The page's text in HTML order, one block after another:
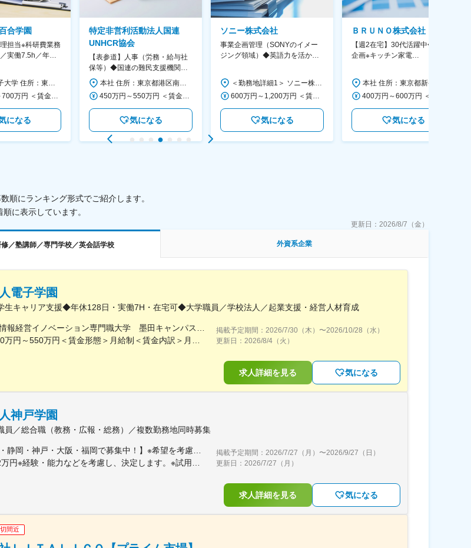
合学園
担当※科研費業務
実働7.5h／年休
白百合女子大学 住所：東京都調布市緑ヶ丘1-25 勤務地最寄駅：京王線／仙川駅 受動喫煙対策：屋内全面禁煙 変更の範囲：会社の定める事業所
500万円～700万円 ＜賃金形態＞ 月給制 ＜賃金内訳＞ 月額（基本給）：280,000円～430,000円 ＜月給＞ 280,000円～430,000円 ＜昇給有無＞ 有 ＜残業手当＞ 有 ＜給与補足＞ ※年齢・過去の経験に基づき、本学規定に合わせ決定 【残業手当】有 /残業時間に応じて全額支給（※想定年収に含む） 【各種手当】扶養手当/住宅手当/通勤手当 等 【賞与】年2回（6月、12月） 【昇給】年1回（4月） 賃金はあくまでも目安の金額であり、選考を通じて上下する可能性があります。 月給(月額)は固定手当を含めた表記です。
になる
特定非営利活動法人国連
UNHCR協会
【表参道】人事（労務・給与社
保等）◆国連の難民支援機関の
活動を支える日本公式支援窓口
◆正職員登用前提
本社 住所：東京都港区南青山6-10-11 ウェスレーセンター3F 勤務地最寄駅：地下鉄各線／表参道駅 受動喫煙対策：屋内全面禁煙 変更の範囲：会社の定める事業所（リモートワーク含む）
450万円～550万円 ＜賃金形態＞ 月給制 ＜賃金内訳＞ 月額（基本給）：340,000円～420,000円 ＜月給＞ 340,000円～420,000円 ＜昇給有無＞ 有 ＜残業手当＞ 有 ＜給与補足＞ ※能力・経験によって決定します。 ■賞与あり（業績評価に応じて支給） 賃金はあくまでも目安の金額であり、選考を通じて上下する可能性があります。 月給(月額)は固定手当を含めた表記です。
気になる
ソニー株式会社
事業企画管理（SONYのイメー
ジング領域）◆英語力を活か
＜勤務地詳細1＞ ソニー株式会社 住所：神奈川県横浜市西区みなとみらい5-1-1 受動喫煙対策：屋内全面禁煙 ＜勤務地詳細2＞ ソニーシティ大崎 住所：東京都品川区大崎2-10-1 勤務地最寄駅：JR線／大崎駅 受動喫煙対策：屋内全面禁煙 変更の範囲：会社の定める事業所（リモートワーク含む）
600万円～1,200万円 ＜賃金形態＞ 月給制 ＜賃金内訳＞ 月額（基本給）：350,000円～500,000円 ＜月給＞ 350,000円～500,000円 ＜昇給有無＞ 有 ＜残業手当＞ 有 ＜給与補足＞ ※年収は経験や能力を考慮の上、当社規定により決定します。 賃金はあくまでも目安の金額であり、選考を通じて上下する可能性があります。 月給(月額)は固定手当を含めた表記です。
気になる
ＢＲＵＮＯ株式会社
【週2在宅】30代活躍中◆商品
企画※キッチン家電
画～調達／働き方◎
気になる
順にランキング形式でご紹介します。
に表示しています。
更新日： 2026/8/7（金）
／塾講師／専門学校／英会話学校 外資系企業
電子学園
生キャリア支援◆年休128日・実働7H・在宅可◆大学職員／学校法人／起業支援・経営人材育成
＜勤務地詳細＞情報経営イノベーション専門職大学 墨田キャンパス住所：東京都墨田区文花1-18-13 墨田キャンパス勤務地最寄駅：京成押上線／押上駅受動喫煙対策：敷地内喫煙可能場所あり変更の範囲：会社の定める事業所
＜予定年収＞400万円～550万円＜賃金形態＞月給制＜賃金内訳＞月額（基本給）：237,500円～350,000円その他固定手当/月：17,000円＜月給＞254,500円～367,000円＜昇給有無＞有＜残業手当＞有＜給与補足＞※給与詳細は、年齢や能力等を考慮の上決定致します。■昇給：年1回（4月）■賞与：年2回（7月・12月）■モデル年収：30歳 500万円（入社2年目）35歳 570万円（入社2年目）※モデル年収には賞与、時間外手当（平日時間外月30時間、休日時間外年8日間）を含みます賃金はあくまでも目安の金額であり、選考を通じて上下する可能性があります。月給(月額)は固定手当を含めた表記です。
掲載予定期間： 2026/7/30（木） 〜2026/10/28（水）
更新日： 2026/8/4（火）
求人詳細を見る 気になる
神戸学園
員／総合職（教務・広報・総務）／複数勤務地同時募集
【東京・名古屋・静岡・神戸・大阪・福岡で募集中！】※希望を考慮して決定します・東京都中央区日本橋堀留町2-3-14 堀留THビル 7階・東京都中央区日本橋堀留町1-9-8 人形町PREXビル 10階・東京都中央区日本橋小伝馬町15-14 日本橋F BUSINESS CUBE 5階・東京都中央区築地5-6-10 浜離宮パークサイドプレイス２F 中央美術学園築地・東京都練馬区関町北2丁目34-12 中央美術学園武蔵関・東京都文京区小石川2-12-4 中央美術学園小石川・東京都江東区富岡1-13-6 中央美術学園門前仲町・愛知県名古屋市熱田区金山町1丁目11－8 明美文化服装専門学校・大阪府大阪市北区梅田1丁目12番12号 東京建物梅田ビル 12階・兵庫県神戸市東灘区向洋町中1丁目15 専門学校アートカレッジ神戸、神戸動植物環境専門学校・兵庫県神戸市東灘区御影山手1丁目18-1 頌栄短期大学、頌栄幼稚園・静岡県静岡市駿河区曲金6-4-6 プロスペラ学院ビジネス専門学校・福岡県福岡市南区大橋4-13-27 西日本アカデミー専門学校
月給25万円～32万円※経験・能力などを考慮し、決定します。※試用期間中（3ヵ月）も同条件。
掲載予定期間： 2026/7/27（月） 〜2026/9/27（日）
更新日： 2026/7/27（月）
求人詳細を見る 気になる
間近